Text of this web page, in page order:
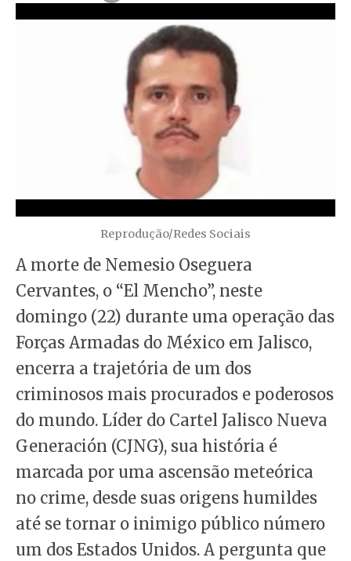
Reprodução/Redes Sociais
A morte de Nemesio Oseguera
Cervantes, o “El Mencho”, neste
domingo (22) durante uma operação das
Forças Armadas do México em Jalisco,
encerra a trajetória de um dos
criminosos mais procurados e poderosos
do mundo. Líder do Cartel Jalisco Nueva
Generación (CJNG), sua história é
marcada por uma ascensão meteórica
no crime, desde suas origens humildes
até se tornar o inimigo público número
um dos Estados Unidos. A pergunta que